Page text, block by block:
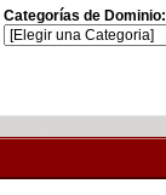
Categorías de Dominio: